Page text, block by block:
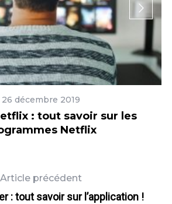
26 décembre 2019
: tout savoir sur les
Netflix
Article précédent
: tout savoir sur l’application !